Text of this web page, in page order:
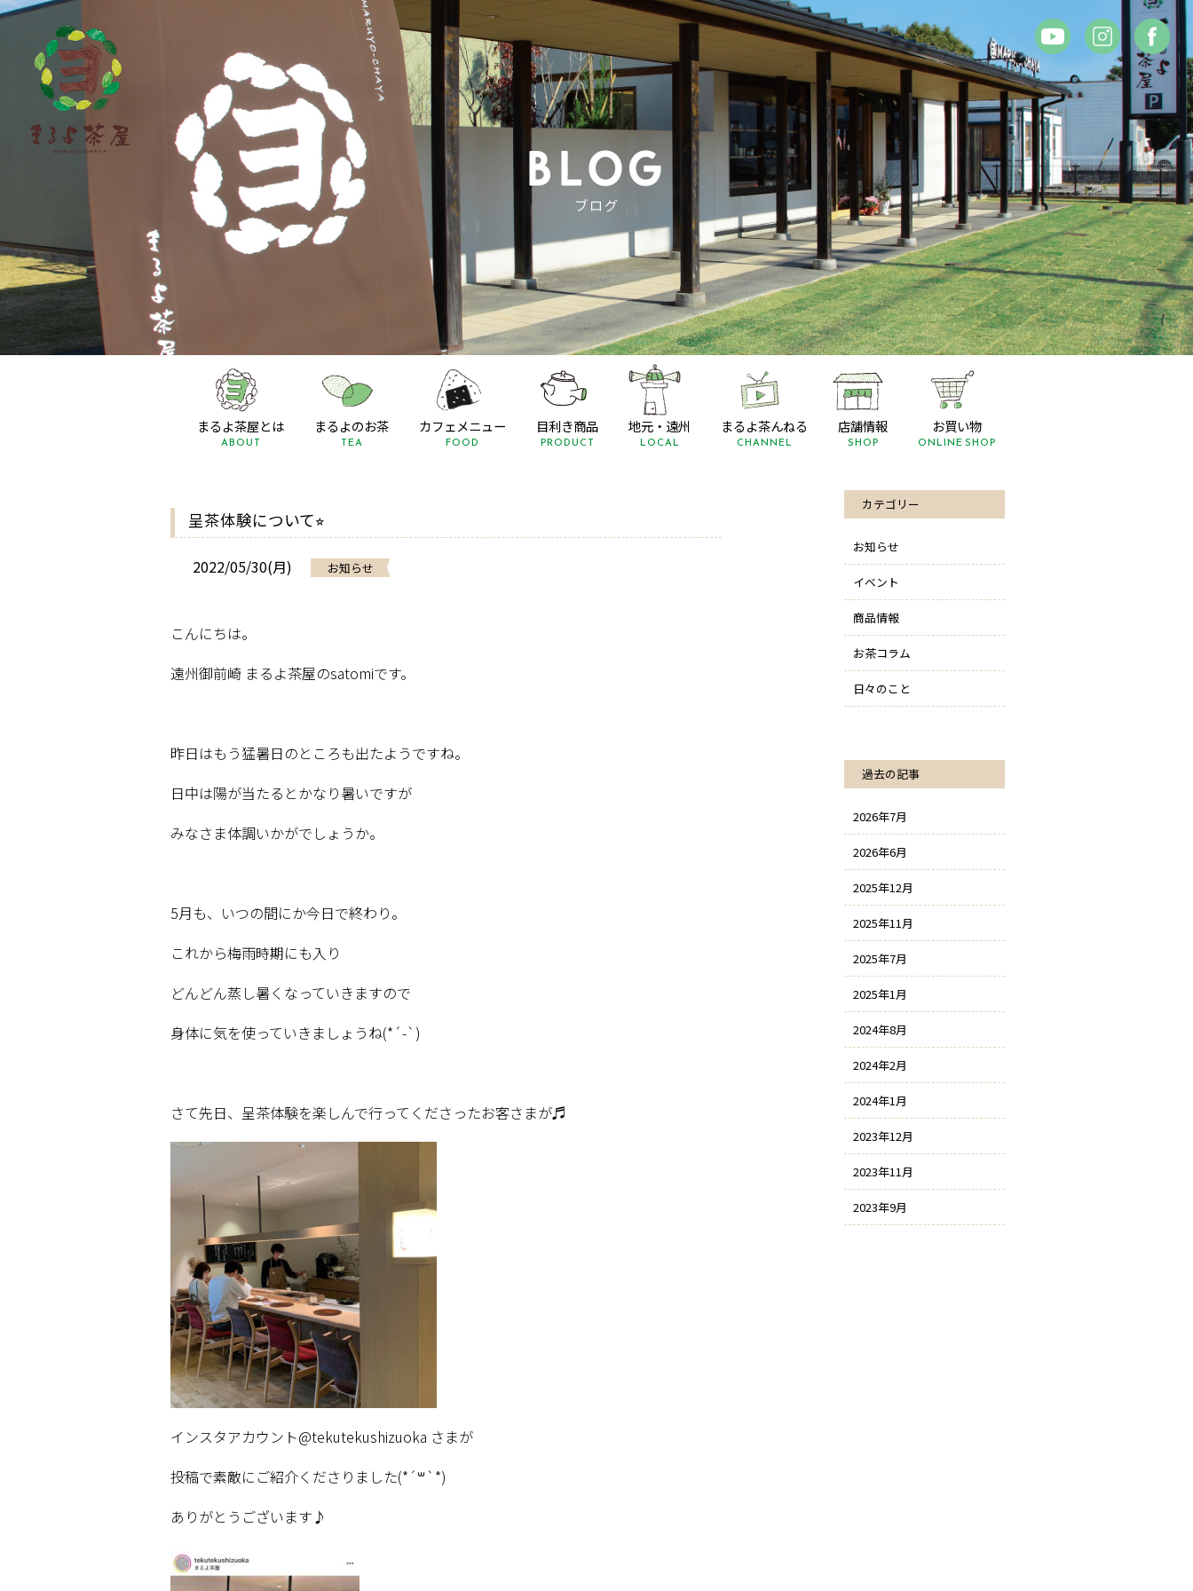
まるよ茶屋とは
ABOUT
まるよのお茶
TEA
カフェメニュー
FOOD
目利き商品
PRODUCT
地元・遠州
LOCAL
まるよ茶んねる
CHANNEL
店舗情報
SHOP
お買い物
ONLINE SHOP
呈茶体験について⭐︎
2022/05/30(月) お知らせ
こんにちは。
遠州御前崎 まるよ茶屋のsatomiです。
昨日はもう猛暑日のところも出たようですね。
日中は陽が当たるとかなり暑いですが
みなさま体調いかがでしょうか。
5月も、いつの間にか今日で終わり。
これから梅雨時期にも入り
どんどん蒸し暑くなっていきますので
身体に気を使っていきましょうね(*´-`)
さて先日、呈茶体験を楽しんで行ってくださったお客さまが♬
インスタアカウント@tekutekushizuoka さまが
投稿で素敵にご紹介くださりました(*´꒳`*)
ありがとうございます♪
カテゴリー
お知らせ
イベント
商品情報
お茶コラム
日々のこと
過去の記事
2026年7月
2026年6月
2025年12月
2025年11月
2025年7月
2025年1月
2024年8月
2024年2月
2024年1月
2023年12月
2023年11月
2023年9月